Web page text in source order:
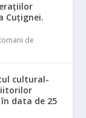
Cuțignei.
de
cultural-
data de 25